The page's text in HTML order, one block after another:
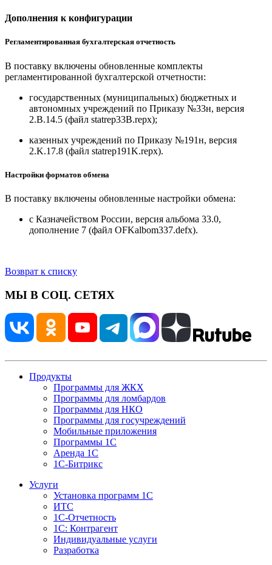
Дополнения к конфигурации
Регламентированная бухгалтерская отчетность
В поставку включены обновленные комплекты
регламентированной бухгалтерской отчетности:
государственных (муниципальных) бюджетных и
автономных учреждений по Приказу №33н, версия
2.B.14.5 (файл statrep33B.repx);
казенных учреждений по Приказу №191н, версия
2.K.17.8 (файл statrep191K.repx).
Настройки форматов обмена
В поставку включены обновленные настройки обмена:
с Казначейством России, версия альбома 33.0,
дополнение 7 (файл OFKalbom337.defx).
Возврат к списку
МЫ В СОЦ. СЕТЯХ
Продукты
Программы для ЖКХ
Программы для ломбардов
Программы для НКО
Программы для госучреждений
Мобильные приложения
Программы 1С
Аренда 1С
1С-Битрикс
Услуги
Установка программ 1С
ИТС
1С-Отчетность
1С: Контрагент
Индивидуальные услуги
Разработка